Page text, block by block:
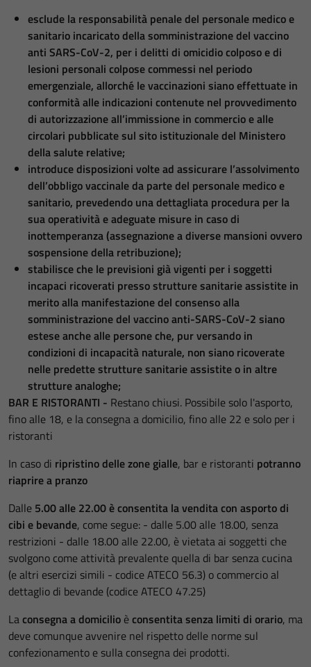
esclude la responsabilità penale del personale medico e
sanitario incaricato della somministrazione del vaccino
anti SARS-CoV-2, per i delitti di omicidio colposo e di
lesioni personali colpose commessi nel periodo
emergenziale, allorché le vaccinazioni siano effettuate in
conformità alle indicazioni contenute nel provvedimento
di autorizzazione all’immissione in commercio e alle
circolari pubblicate sul sito istituzionale del Ministero
della salute relative;
introduce disposizioni volte ad assicurare l’assolvimento
dell’obbligo vaccinale da parte del personale medico e
sanitario, prevedendo una dettagliata procedura per la
sua operatività e adeguate misure in caso di
inottemperanza (assegnazione a diverse mansioni ovvero
sospensione della retribuzione);
stabilisce che le previsioni già vigenti per i soggetti
incapaci ricoverati presso strutture sanitarie assistite in
merito alla manifestazione del consenso alla
somministrazione del vaccino anti-SARS-CoV-2 siano
estese anche alle persone che, pur versando in
condizioni di incapacità naturale, non siano ricoverate
nelle predette strutture sanitarie assistite o in altre
strutture analoghe;
BAR E RISTORANTI - Restano chiusi. Possibile solo l'asporto,
fino alle 18, e la consegna a domicilio, fino alle 22 e solo per i
ristoranti
In caso di ripristino delle zone gialle, bar e ristoranti potranno
riaprire a pranzo
Dalle 5.00 alle 22.00 è consentita la vendita con asporto di
cibi e bevande, come segue: - dalle 5.00 alle 18.00, senza
restrizioni - dalle 18.00 alle 22.00, è vietata ai soggetti che
svolgono come attività prevalente quella di bar senza cucina
(e altri esercizi simili - codice ATECO 56.3) o commercio al
dettaglio di bevande (codice ATECO 47.25)
Laconsegna a domicilio èconsentita senza limiti di orario, ma
deve comunque avvenire nel rispetto delle norme sul
confezionamento e sulla consegna dei prodotti.